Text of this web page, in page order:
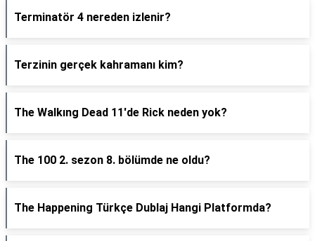
Terminatör 4 nereden izlenir?
Terzinin gerçek kahramanı kim?
The Walkıng Dead 11'de Rick neden yok?
The 100 2. sezon 8. bölümde ne oldu?
The Happening Türkçe Dublaj Hangi Platformda?